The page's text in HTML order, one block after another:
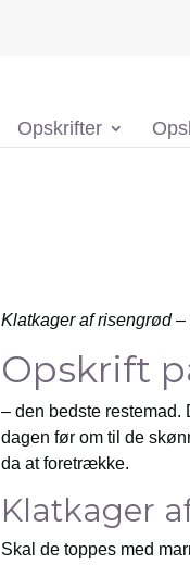
Opskrifter
Klatkager af risengrød
Opskrift
– den bedste restemad.
dagen før om til de
da at foretrække.
Klatkager
Skal de toppes med